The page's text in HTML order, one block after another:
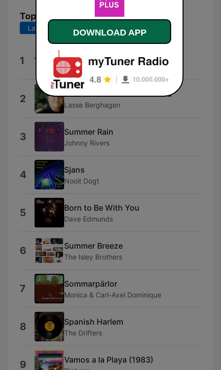
Top Songs
Last 7 days Last 30 days
1 Sommargylling
Naturljud
2 Som en blänkande silvertråd
Lasse Berghagen
3 Summer Rain
Johnny Rivers
4 Sjans
Nooit Dogt
5 Born to Be With You
Dave Edmunds
6 Summer Breeze
The Isley Brothers
7 Sommarpärlor
Monica & Carl-Axel Dominique
8 Spanish Harlem
The Drifters
9 Vamos a la Playa (1983)
DOWNLOAD APP